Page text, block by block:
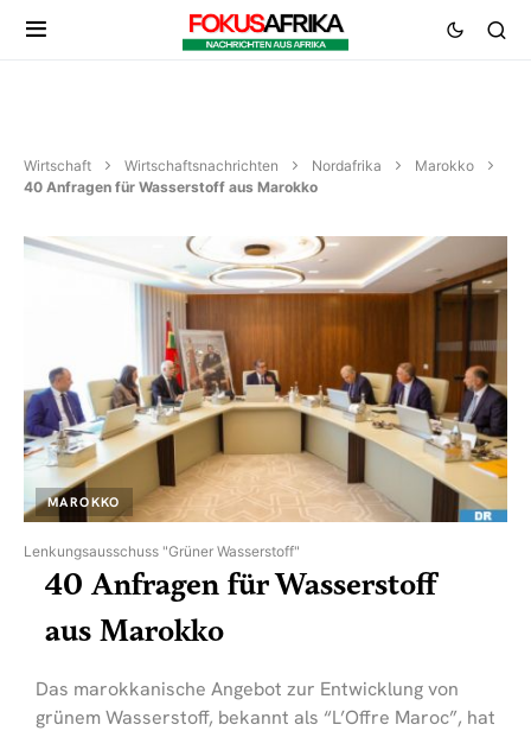
Wirtschaft Wirtschaftsnachrichten Nordafrika
Marokko
40 Anfragen für Wasserstoff aus Marokko
Lenkungsausschuss "Grüner Wasserstoff"
MAROKKO
40 Anfragen für Wasserstoff
aus Marokko
Das marokkanische Angebot zur Entwicklung von
grünem Wasserstoff, bekannt als “L’Offre Maroc”, hat